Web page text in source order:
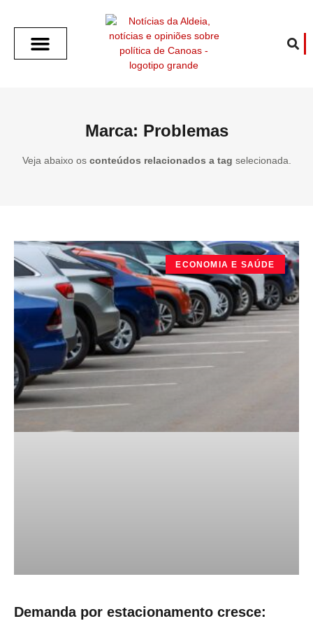
Marca: Problemas
Veja abaixo os conteúdos relacionados a tag selecionada.
ECONOMIA E SAÚDE
Demanda por estacionamento cresce: